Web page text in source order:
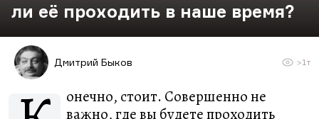
ли её проходить в наше время?
Дмитрий Быков >1т
онечно, стоит. Совершенно не
важно, где вы будете проходить